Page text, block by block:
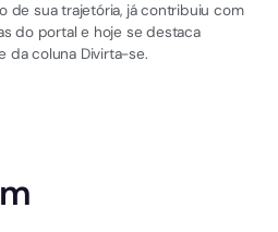
de sua trajetória, já contribuiu com
do portal e hoje se destaca
da coluna Divirta-se.